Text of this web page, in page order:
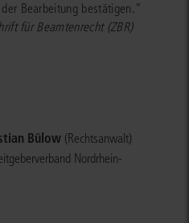
Bearbeitung bestätigen."
für Beamtenrecht (ZBR)
Bülow (Rechtsanwalt)
Nordrhein-